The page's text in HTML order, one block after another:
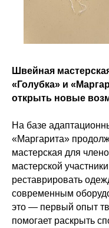
Швейная
«Голубка» и
открыть новые
На базе
«Маргарита»
мастерская для
мастерской
реставрировать
современным
это — первый опыт
помогает раскрыть